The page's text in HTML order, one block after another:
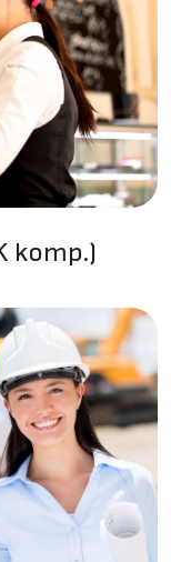
komp.)